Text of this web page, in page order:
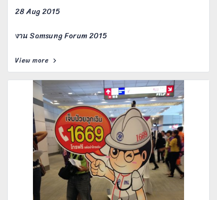
28 Aug 2015
งาน Samsung Forum 2015
View more